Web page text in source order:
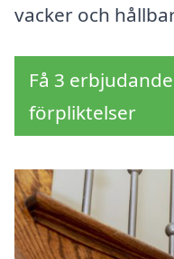
vacker och
Få 3
förpliktelser